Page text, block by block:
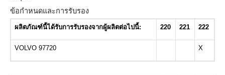
ข้อกำหนดและการรับรอง
ผลิตภัณฑ์นี้ได้รับการรับรองจากผู้ผลิตต่อไปนี้: 220 221 222
VOLVO 97720 X